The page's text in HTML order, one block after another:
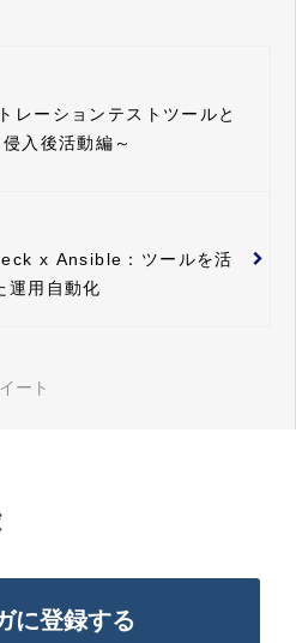
レーションテストツールと
入後活動編～
x Ansible：ツールを活
運用自動化
ート
に登録する